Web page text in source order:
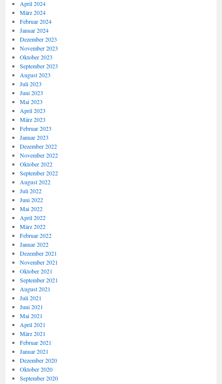
April 2024
März 2024
Februar 2024
Januar 2024
Dezember 2023
November 2023
Oktober 2023
September 2023
August 2023
Juli 2023
Juni 2023
Mai 2023
April 2023
März 2023
Februar 2023
Januar 2023
Dezember 2022
November 2022
Oktober 2022
September 2022
August 2022
Juli 2022
Juni 2022
Mai 2022
April 2022
März 2022
Februar 2022
Januar 2022
Dezember 2021
November 2021
Oktober 2021
September 2021
August 2021
Juli 2021
Juni 2021
Mai 2021
April 2021
März 2021
Februar 2021
Januar 2021
Dezember 2020
Oktober 2020
September 2020